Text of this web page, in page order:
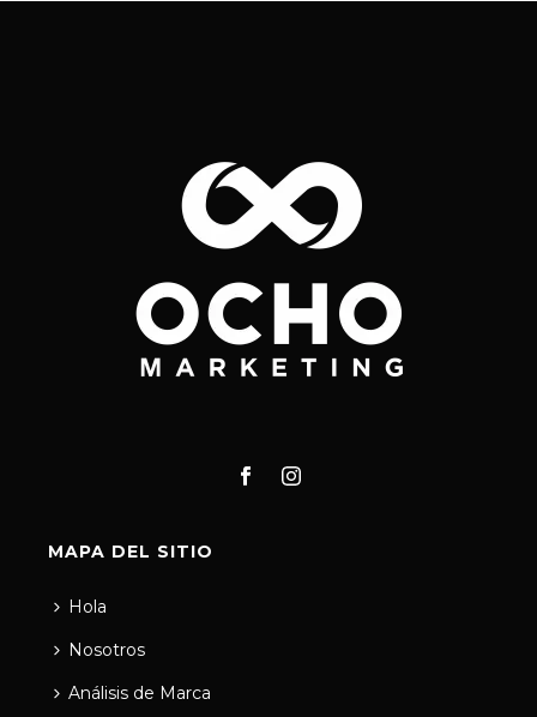
MAPA DEL SITIO
Hola
Nosotros
Análisis de Marca